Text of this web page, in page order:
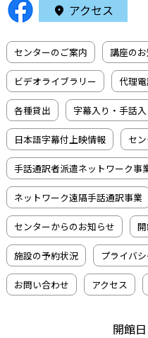
アクセス
センターのご案内 講座の
ビデオライブラリー 代理
各種貸出 字幕入り・手話
日本語字幕付上映情報 セ
手話通訳者派遣ネットワーク事
ネットワーク遠隔手話通訳事業
センターからのお知らせ
施設の予約状況 プライバ
お問い合わせ アクセス
開館